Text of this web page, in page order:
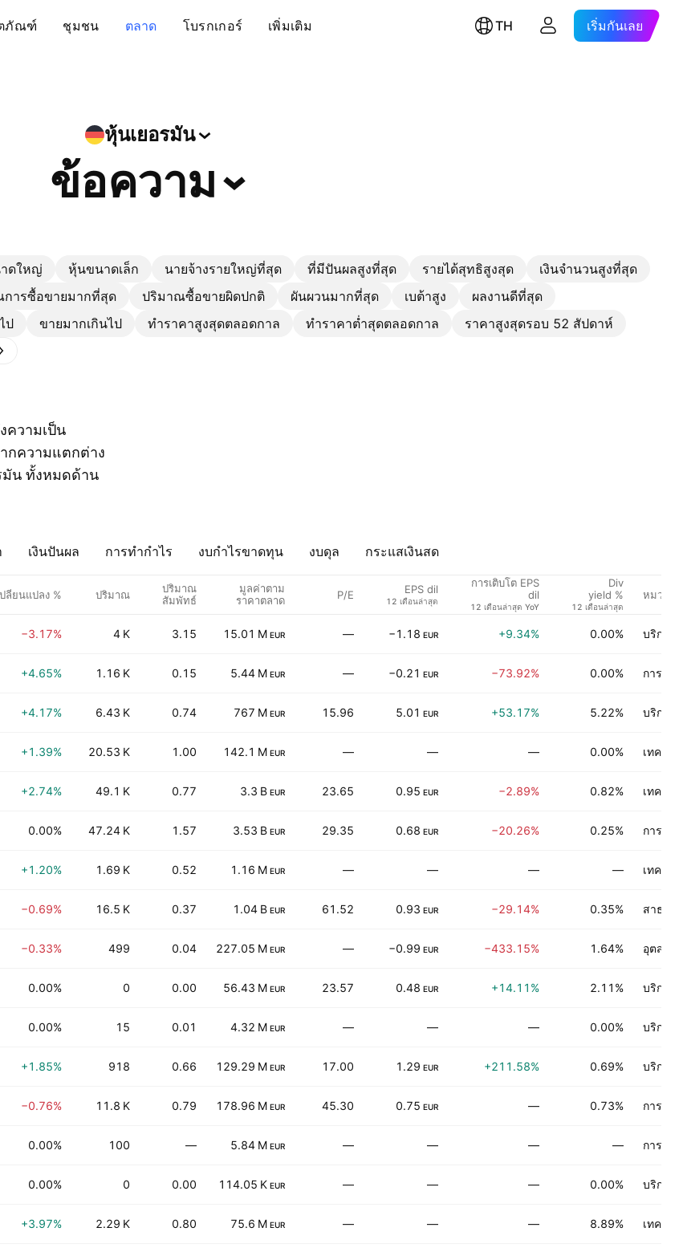
ภัณฑ์ ชุมชน ตลาด โบรกเกอร์ เพิ่มเติม TH เริ่มกันเลย
หุ้นเยอรมัน
ข้อความ
ดใหญ่ หุ้นขนาดเล็ก นายจ้างรายใหญ่ที่สุด ที่มีปันผลสูงที่สุด รายได้สุทธิสูงสุด
เงินจำนวนสูงที่สุด
ารซื้อขายมากที่สุด ปริมาณซื้อขายผิดปกติ ผันผวนมากที่สุด เบต้าสูง
ผลงานดีที่สุด
ป ขายมากเกินไป ทำราคาสูงสุดตลอดกาล ทำราคาต่ำสุดตลอดกาล
ราคาสูงสุดรอบ 52 สัปดาห์
ความเป็น
กความแตกต่าง
มัน ทั้งหมดด้าน
เงินปันผล การทำกำไร งบกำไรขาดทุน งบดุล กระแสเงินสด
ปลี่ยนแปลง % ปริมาณ
ปริมาณ
สัมพัทธ์
มูลค่าตาม
ราคาตลาด
P/E EPS dil
12 เดือนล่าสุด
การเติบโต EPS
dil
12 เดือนล่าสุด YoY
Div
yield %
12 เดือนล่าสุด
หมวดธุร
−3.17% 4 K 3.15 15.01 M EUR — −1.18 EUR +9.34% 0.00% บริการผู้
+4.65% 1.16 K 0.15 5.44 M EUR — −0.21 EUR −73.92% 0.00% การเงิน
+4.17% 6.43 K 0.74 767 M EUR 15.96 5.01 EUR +53.17% 5.22% บริการท
+1.39% 20.53 K 1.00 142.1 M EUR — — — 0.00% เทคโนโ
+2.74% 49.1 K 0.77 3.3 B EUR 23.65 0.95 EUR −2.89% 0.82% เทคโนโ
0.00% 47.24 K 1.57 3.53 B EUR 29.35 0.68 EUR −20.26% 0.25% การสื่อส
+1.20% 1.69 K 0.52 1.16 M EUR — — — — เทคโนโ
−0.69% 16.5 K 0.37 1.04 B EUR 61.52 0.93 EUR −29.14% 0.35% สาธาร
−0.33% 499 0.04 227.05 M EUR — −0.99 EUR −433.15% 1.64% อุตสาหก
0.00% 0 0.00 56.43 M EUR 23.57 0.48 EUR +14.11% 2.11% บริการท
0.00% 15 0.01 4.32 M EUR — — — 0.00% บริการเ
+1.85% 918 0.66 129.29 M EUR 17.00 1.29 EUR +211.58% 0.69% บริการเ
−0.76% 11.8 K 0.79 178.96 M EUR 45.30 0.75 EUR — 0.73% การผลิต
0.00% 100 — 5.84 M EUR — — — — การเงิน
0.00% 0 0.00 114.05 K EUR — — — 0.00% บริการเ
+3.97% 2.29 K 0.80 75.6 M EUR — — — 8.89% เทคโนโ